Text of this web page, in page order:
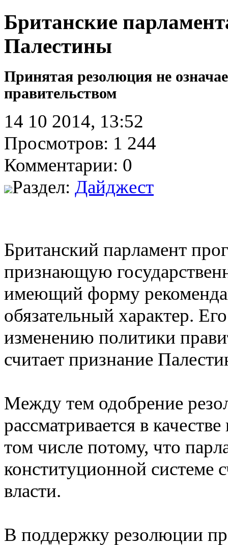
Британские
Палестины
Принятая резолюция не
правительством
14 10 2014, 13:52
Просмотров: 1 244
Комментарии: 0
Раздел: Дайджест
Британский парламент
признающую
имеющий форму
обязательный характер.
изменению политики
считает признание
Между тем одобрение
рассматривается в
том числе потому, что
конституционной системе
власти.
В поддержку резолюции